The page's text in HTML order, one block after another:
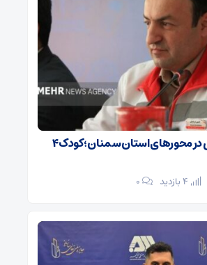
۳ سانحه رانندگی در محورهای استان سمنان؛ کودک ۴
۰